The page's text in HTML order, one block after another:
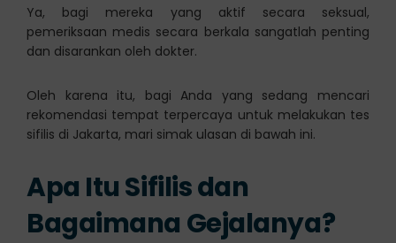
Ya, bagi mereka yang aktif secara seksual,
pemeriksaan medis secara berkala sangatlah penting
dan disarankan oleh dokter.
Oleh karena itu, bagi Anda yang sedang mencari
rekomendasi tempat terpercaya untuk melakukan tes
sifilis di Jakarta, mari simak ulasan di bawah ini.
Apa Itu Sifilis dan
Bagaimana Gejalanya?